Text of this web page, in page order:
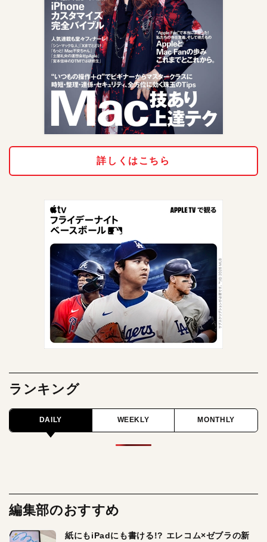
詳しくはこちら
ランキング
DAILY WEEKLY MONTHLY
編集部のおすすめ
紙にもiPadにも書ける!? エレコム×ゼブラの新